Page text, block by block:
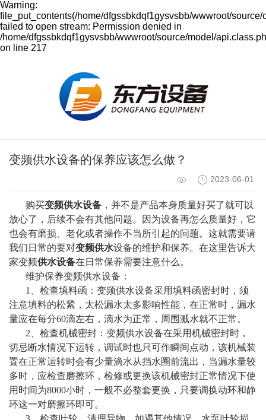
Warning:
file_put_contents(/home/dfgssbkdqf1gysvsbb/wwwroot/
failed to open stream: Permission denied in
/home/dfgssbkdqf1gysvsbb/wwwroot/source/model/
on line 217
变频供水设备的保养应该怎么做？
2023-06-01
购买变频供水设备 ，并不是产品本身质量好买了就可以
放心了，后续不会有其他问题。因为设备再怎么质量好，它
也会有磨损、老化或者操作不当所引起的问题。这就需要请
我们日常的要对变频供水设备的维护和保养。在这里告诉大
家变频供水设备在日常保养需要注意什么。
维护保养变频供水设备：
1、检查填料函：变频供水设备采用填料函密封时，须
注意填料的松紧，太松漏水太多影响性能，在正常时，漏水
量应在每分60滴左右，滴水为正常，周围溅水就不正常。
2、检查机械密封：变频供水设备在采用机械密封时，
切忌断水情况下运转，调试时也只可作瞬间点动，该机械装
置在正常运转时会有少量滴水从挡水圈前流出，当漏水量较
多时，应检查磨擦环，检修或更换该机械密封正常情况下使
用时间为8000小时，一般不必整套更换，只要调换动环和静
环这一对磨擦环即可。